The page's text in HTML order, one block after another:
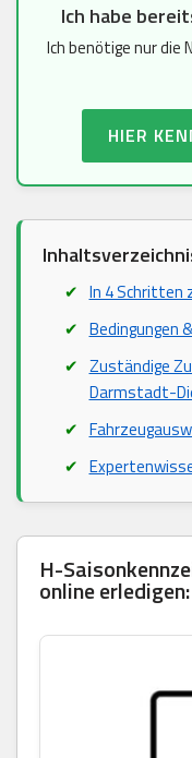
Ich habe
Ich benötige nur die
HIER
In 4 Schritten
Bedingungen
Zuständige
Darmstadt-
H-
online erledigen: